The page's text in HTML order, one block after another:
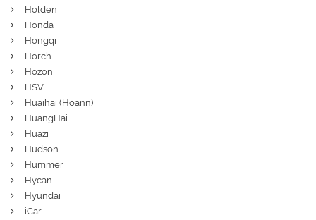
Holden
Honda
Hongqi
Horch
Hozon
HSV
Huaihai (Hoann)
HuangHai
Huazi
Hudson
Hummer
Hycan
Hyundai
iCar